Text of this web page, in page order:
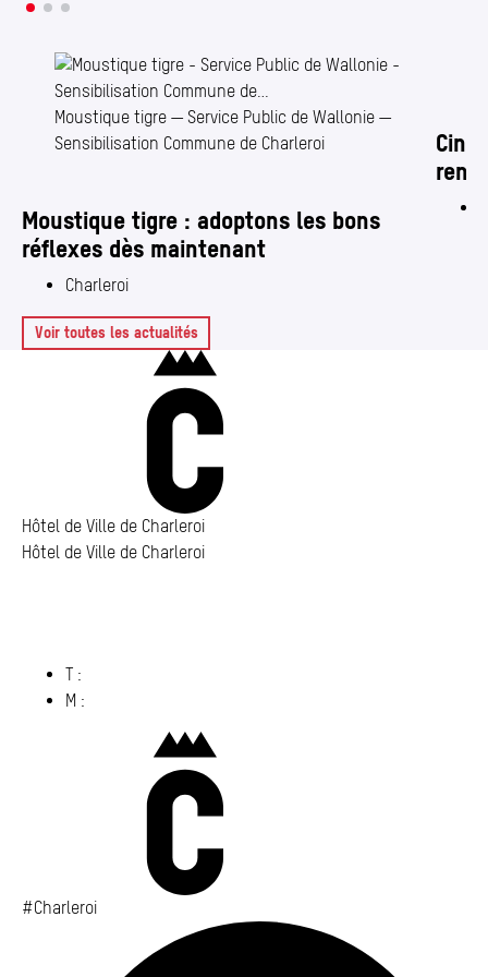
Moustique tigre — Service Public de Wallonie —
Sensibilisation Commune de Charleroi
Moustique tigre : adoptons les bons
réflexes dès maintenant
Charleroi
Voir toutes les actualités
Hôtel de Ville de Charleroi
Hôtel de Ville de Charleroi
T :
M :
#Charleroi